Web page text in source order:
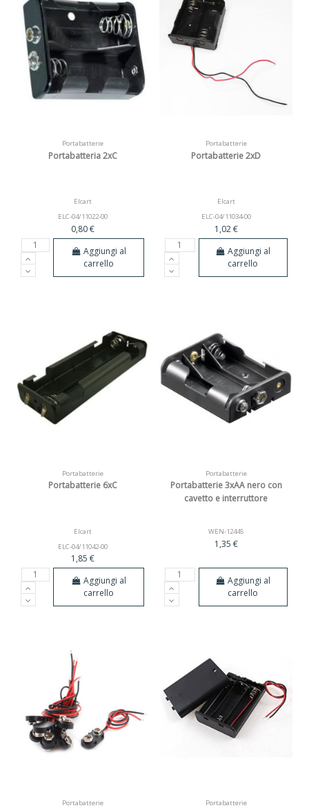
Portabatterie
Portabatteria 2xC
Elcart
ELC-04/11022-00
0,80 €
Aggiungi al
carrello
Portabatterie
Portabatterie 2xD
Elcart
ELC-04/11034-00
1,02 €
Aggiungi al
carrello
Portabatterie
Portabatterie 6xC
Elcart
ELC-04/11042-00
1,85 €
Aggiungi al
carrello
Portabatterie
Portabatterie 3xAA nero con
cavetto e interruttore
WEN-12445
1,35 €
Aggiungi al
carrello
Portabatterie Portabatterie